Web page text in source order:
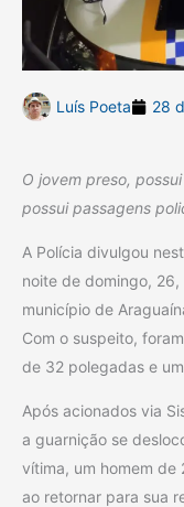
Luís Poeta 28
O jovem preso,
possui passagens
A Polícia divulgou
noite de domingo,
município de
Com o suspeito,
de 32 polegadas e
Após acionados via
a guarnição se
vítima, um homem de
ao retornar para sua